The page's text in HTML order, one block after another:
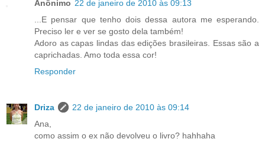
Anônimo 22 de janeiro de 2010 às 09:13
...E pensar que tenho dois dessa autora me esperando.
Preciso ler e ver se gosto dela também!
Adoro as capas lindas das edições brasileiras. Essas são a
caprichadas. Amo toda essa cor!
Responder
Driza
22 de janeiro de 2010 às 09:14
Ana,
como assim o ex não devolveu o livro? hahhaha